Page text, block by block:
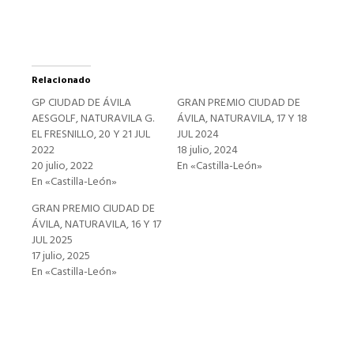
Relacionado
GP CIUDAD DE ÁVILA
AESGOLF, NATURAVILA G.
EL FRESNILLO, 20 Y 21 JUL
2022
20 julio, 2022
En «Castilla-León»
GRAN PREMIO CIUDAD DE
ÁVILA, NATURAVILA, 17 Y 18
JUL 2024
18 julio, 2024
En «Castilla-León»
GRAN PREMIO CIUDAD DE
ÁVILA, NATURAVILA, 16 Y 17
JUL 2025
17 julio, 2025
En «Castilla-León»